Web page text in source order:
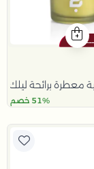
برائحة ليلك
51% خصم